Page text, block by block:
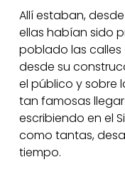
Allí estaban,
ellas habían sido
poblado las calles
desde su
el público y sobre
tan famosas
escribiendo en el
como tantas,
tiempo.